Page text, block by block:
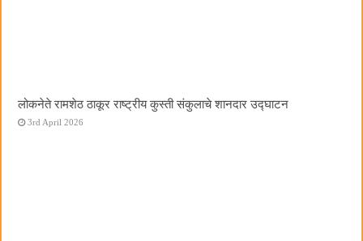
लोकनेते रामशेठ ठाकूर राष्ट्रीय कुस्ती संकुलाचे शानदार उद्घाटन
3rd April 2026